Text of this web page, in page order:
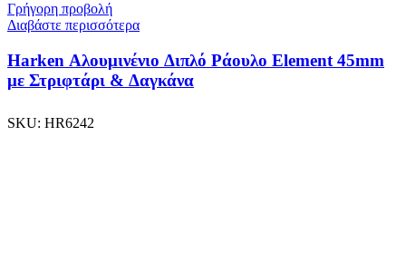
Γρήγορη προβολή
Διαβάστε περισσότερα
Harken Αλουμινένιο Διπλό Ράουλο Element 45mm
με Στριφτάρι & Δαγκάνα
SKU: HR6242